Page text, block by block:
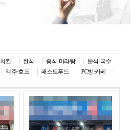
치킨 한식 중식·마라탕
분식·국수
맥주·호프 패스트푸드
PC방·카페